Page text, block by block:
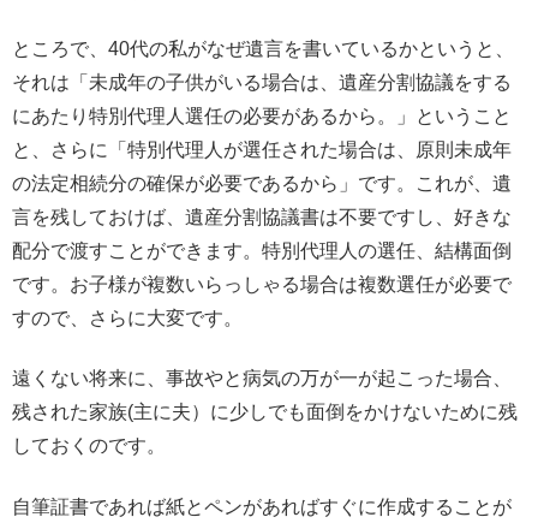
ところで、40代の私がなぜ遺言を書いているかというと、
それは「未成年の子供がいる場合は、遺産分割協議をする
にあたり特別代理人選任の必要があるから。」ということ
と、さらに「特別代理人が選任された場合は、原則未成年
の法定相続分の確保が必要であるから」です。これが、遺
言を残しておけば、遺産分割協議書は不要ですし、好きな
配分で渡すことができます。特別代理人の選任、結構面倒
です。お子様が複数いらっしゃる場合は複数選任が必要で
すので、さらに大変です。
遠くない将来に、事故やと病気の万が一が起こった場合、
残された家族(主に夫）に少しでも面倒をかけないために残
しておくのです。
自筆証書であれば紙とペンがあればすぐに作成することが